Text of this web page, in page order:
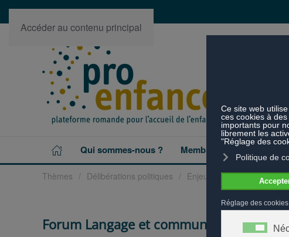
Accéder au contenu principal
Qui sommes-nous ? Membres Projets et
Thèmes Délibérations politiques Enjeux politiques
Forum Langage et communication :